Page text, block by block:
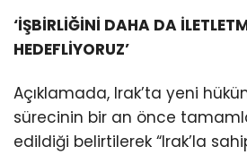
‘İŞBİRLİĞİNİ DAHA DA
HEDEFLİYORUZ’
Açıklamada, Irak’ta yeni
sürecinin bir an önce
edildiği belirtilerek “Irak’la